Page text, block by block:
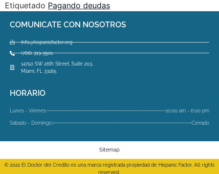
Etiquetado Pagando deudas
COMUNICATE CON NOSOTROS
Info@hispanicfactor.org
(786) 313-3901
14750 SW 26th Street, Suite 203,
Miami, FL 33185
HORARIO
Lunes - Viernes: 10:00 am - 6:00 pm
Sabado - Domingo: Cerrado
Sitemap
© 2022 El Doctor del Credito es una marca registrada propiedad de Hispanic Factor. All rights
reserved.